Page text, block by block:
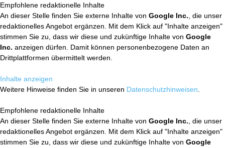
Empfohlene redaktionelle Inhalte
An dieser Stelle finden Sie externe Inhalte von Google Inc. , die unser
redaktionelles Angebot ergänzen. Mit dem Klick auf "Inhalte anzeigen"
stimmen Sie zu, dass wir diese und zukünftige Inhalte von Google
Inc. anzeigen dürfen. Damit können personenbezogene Daten an
Drittplattformen übermittelt werden.
Inhalte anzeigen
Weitere Hinweise finden Sie in unseren Datenschutzhinweisen
Empfohlene redaktionelle Inhalte
An dieser Stelle finden Sie externe Inhalte von Google Inc. , die unser
redaktionelles Angebot ergänzen. Mit dem Klick auf "Inhalte anzeigen"
stimmen Sie zu, dass wir diese und zukünftige Inhalte von Google